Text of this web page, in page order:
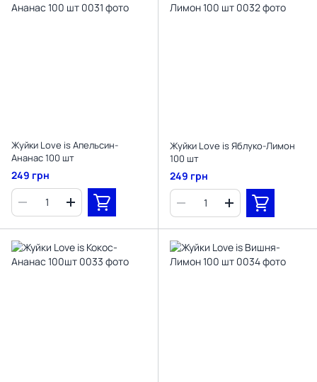
Жуйки Love is Апельсин-
Ананас 100 шт
249 грн
Жуйки Love is Яблуко-Лимон
100 шт
249 грн